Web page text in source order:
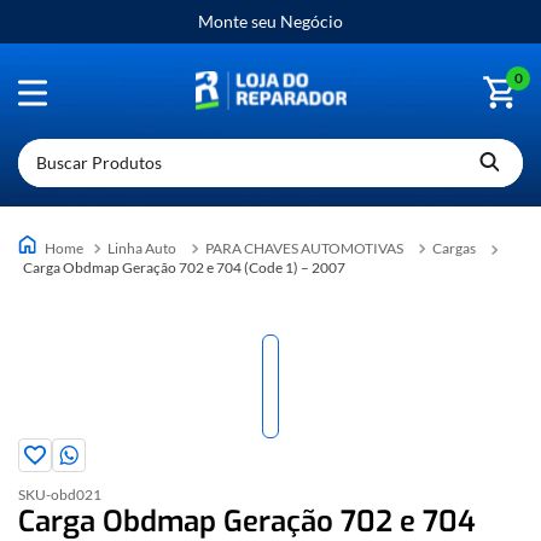
Monte seu Negócio
0
Buscar Produtos
Linha Auto PARA CHAVES AUTOMOTIVAS
Cargas
Carga Obdmap Geração 702 e 704 (Code 1) – 2007
SKU-obd021
Carga Obdmap Geração 702 e 704